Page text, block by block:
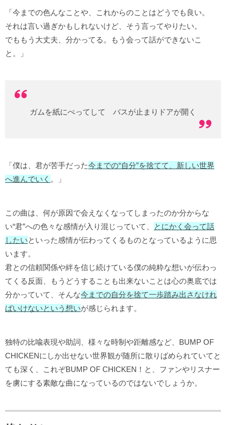
「今までの色んなことや、これからのことはどうでも良い。
それは言い過ぎかもしれないけど、そう言ってやりたい。
でももう大丈夫、分かってる。もう会って話ができないこ
と。」
ガムを紙にぺってして バスが止まりドアが開く
「僕は、君が苦手だった今までの“自分”を捨てて、新しい世界
へ進んでいく 。」
この曲は、何が原因で会えなくなってしまったのか分からな
い“君”への色々な感情が入り混じっていて、
とにかく会って話
したいといった感情が伝わってくるものとなっているように思
います。
君との信頼関係や絆を信じ続けている僕の純粋な想いが伝わっ
てくる反面、もうどうすることも出来ないことは心の奥底では
分かっていて、そんな今までの自分を捨て一歩踏み出さなけれ
ばいけないという想いが感じられます。
独特の比喩表現や助詞、様々な時制や距離感など、BUMP OF
CHICKENにしか出せない世界観が随所に散りばめられていてと
ても深く、これぞBUMP OF CHICKEN！と、ファンやリスナー
を虜にする素敵な曲になっているのではないでしょうか。